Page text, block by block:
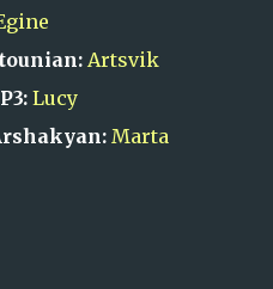
Artsvik
Lucy
Marta